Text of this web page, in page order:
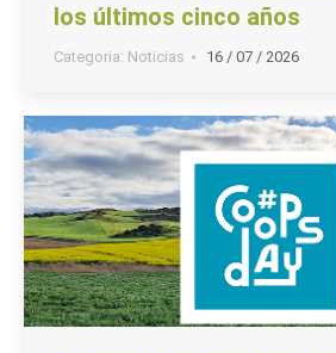
los últimos cinco años
Categoria: Noticias 16 / 07 / 2026